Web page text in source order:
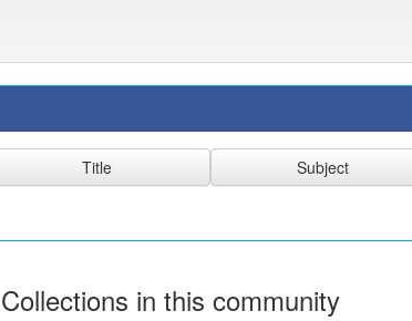
Collections in this community